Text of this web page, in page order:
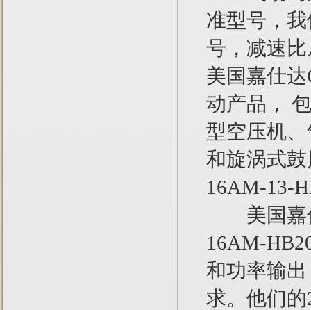
准型号，
号，减速
美国嘉仕
动产品，
型空压机
和旋涡式
16AM-13-
美国嘉仕
16AM-
和功率输
求。他们